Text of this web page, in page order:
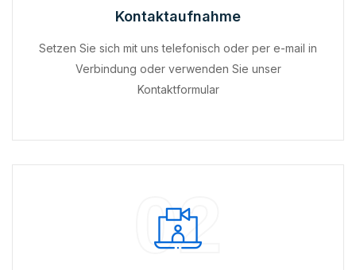
Kontaktaufnahme
Setzen Sie sich mit uns telefonisch oder per e-mail in
Verbindung oder verwenden Sie unser
Kontaktformular
02